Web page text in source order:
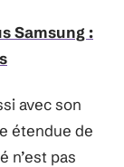
Samsung :
avec son
étendue de
n’est pas